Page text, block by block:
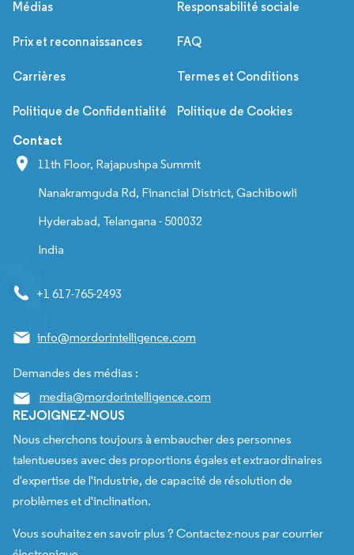
Médias Responsabilité sociale
Prix et reconnaissances FAQ
Carrières Termes et Conditions
Politique de Confidentialité Politique de Cookies
Contact
11th Floor, Rajapushpa Summit
Nanakramguda Rd, Financial District, Gachibowli
Hyderabad, Telangana - 500032
India
+1 617-765-2493
info@mordorintelligence.com
Demandes des médias :
media@mordorintelligence.com
REJOIGNEZ-NOUS
Nous cherchons toujours à embaucher des personnes
talentueuses avec des proportions égales et extraordinaires
d'expertise de l'industrie, de capacité de résolution de
problèmes et d'inclination.
Vous souhaitez en savoir plus ? Contactez-nous par courrier